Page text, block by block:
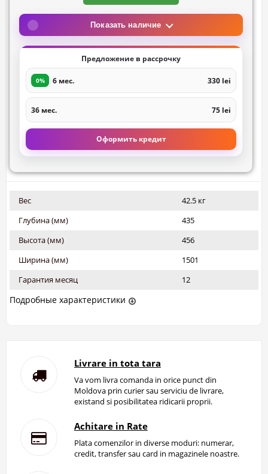
Показать наличие
Предложение в рассрочку
0% 6 мес. 330 lei
36 мес. 75 lei
Оформить кредит
Вес
42.5 кг
Глубина (мм)
435
Высота (мм)
456
Ширина (мм)
1501
Гарантия месяц
12
Подробные характеристики
Livrare in tota tara
Va vom livra comanda in orice punct din
Moldova prin curier sau serviciu de livrare,
existand si posibilitatea ridicarii proprii.
Achitare in Rate
Plata comenzilor in diverse moduri: numerar,
credit, transfer sau card in magazinele noastre.